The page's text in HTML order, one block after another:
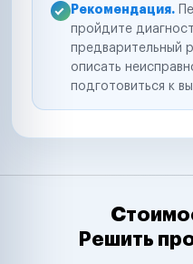
Рекомендация.
пройдите
предварительный
описать
подготовиться к
Решить